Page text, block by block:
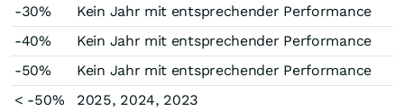
-30%
Kein Jahr mit entsprechender Performance
-40%
Kein Jahr mit entsprechender Performance
-50%
Kein Jahr mit entsprechender Performance
< -50%
2025, 2024, 2023